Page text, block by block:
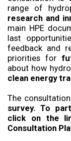
range of
research and
main HPE
last
feedback and
priorities for
about how
clean energy
The
survey. To
click on the
Consultation